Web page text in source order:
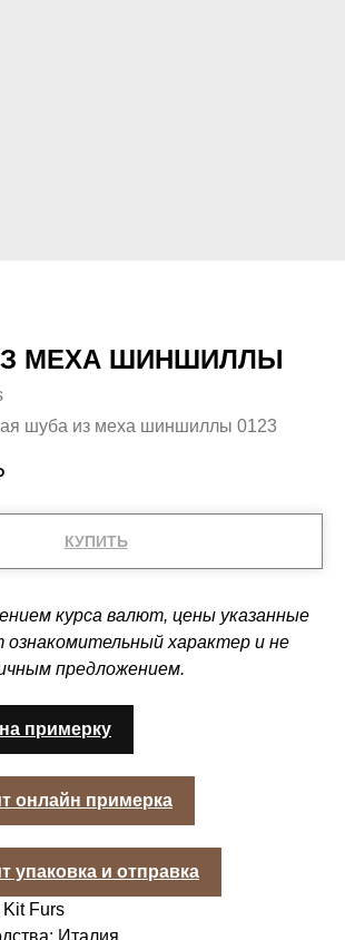
МЕХА ШИНШИЛЛЫ
шуба из меха шиншиллы 0123
КУПИТЬ
курса валют, цены указанные
ознакомительный характер и не
предложением.
примерку
онлайн примерка
упаковка и отправка
Furs